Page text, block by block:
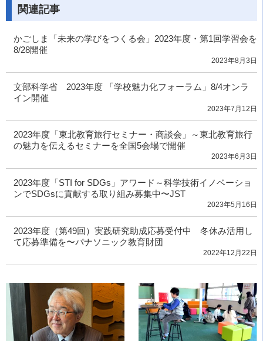
関連記事
かごしま「未来の学びをつくる会」2023年度・第1回学習会を
8/28開催
2023年8月3日
文部科学省 2023年度 「学校魅力化フォーラム」8/4オンラ
イン開催
2023年7月12日
2023年度「東北教育旅行セミナー・商談会」～東北教育旅行
の魅力を伝えるセミナーを全国5会場で開催
2023年6月3日
2023年度「STI for SDGs」アワード～科学技術イノベーショ
ンでSDGsに貢献する取り組み募集中〜JST
2023年5月16日
2023年度（第49回）実践研究助成応募受付中 冬休み活用し
て応募準備を〜パナソニック教育財団
2022年12月22日